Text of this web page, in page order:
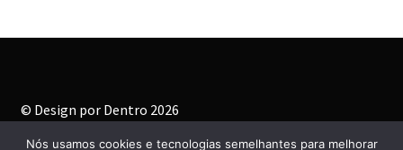
© Design por Dentro 2026
Nós usamos cookies e tecnologias semelhantes para melhorar